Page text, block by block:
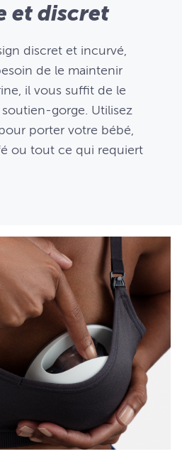
et discret
discret et incurvé,
de le maintenir
il vous suffit de le
gorge. Utilisez
porter votre bébé,
ou tout ce qui requiert